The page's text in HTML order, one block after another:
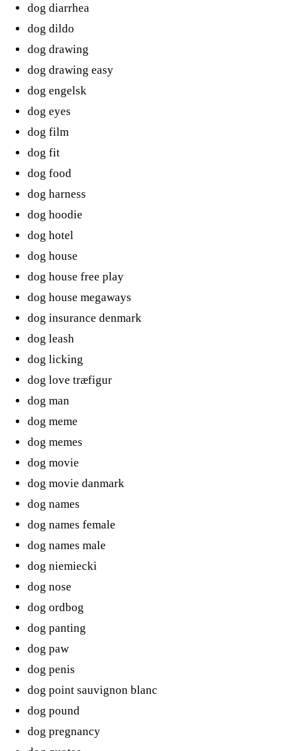
dog diarrhea
dog dildo
dog drawing
dog drawing easy
dog engelsk
dog eyes
dog film
dog fit
dog food
dog harness
dog hoodie
dog hotel
dog house
dog house free play
dog house megaways
dog insurance denmark
dog leash
dog licking
dog love træfigur
dog man
dog meme
dog memes
dog movie
dog movie danmark
dog names
dog names female
dog names male
dog niemiecki
dog nose
dog ordbog
dog panting
dog paw
dog penis
dog point sauvignon blanc
dog pound
dog pregnancy